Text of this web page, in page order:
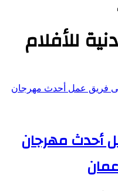
للأفلام
أحدث مهرجان